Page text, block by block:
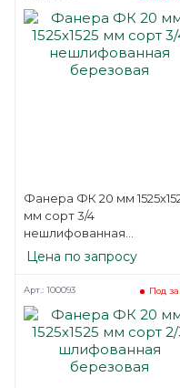
Фанера ФК 20 мм
мм сорт 3/4
нешлифованная
березовая
Цена по запросу
Под
Арт.: 100093